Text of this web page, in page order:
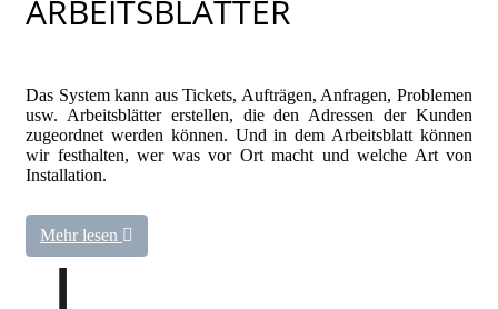
ARBEITSBLÄTTER
Das System kann aus Tickets, Aufträgen, Anfragen, Problemen
usw. Arbeitsblätter erstellen, die den Adressen der Kunden
zugeordnet werden können. Und in dem Arbeitsblatt können
wir festhalten, wer was vor Ort macht und welche Art von
Installation.
Mehr lesen